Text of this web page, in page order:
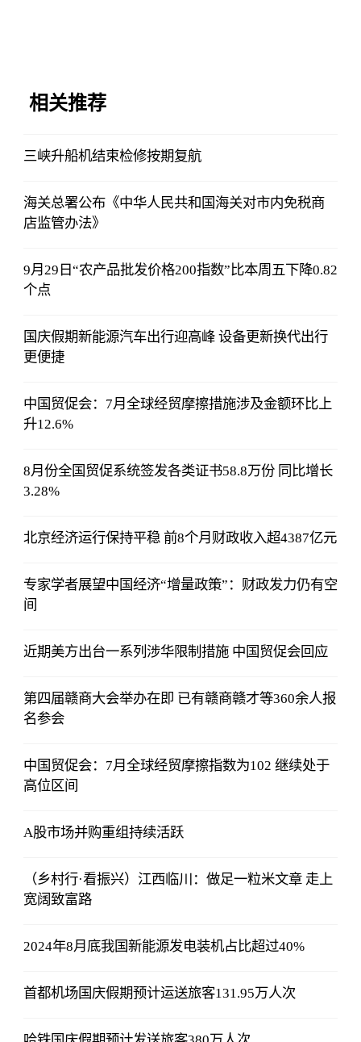
相关推荐
三峡升船机结束检修按期复航
海关总署公布《中华人民共和国海关对市内免税商
店监管办法》
9月29日“农产品批发价格200指数”比本周五下降0.82
个点
国庆假期新能源汽车出行迎高峰 设备更新换代出行
更便捷
中国贸促会：7月全球经贸摩擦措施涉及金额环比上
升12.6%
8月份全国贸促系统签发各类证书58.8万份 同比增长
3.28%
北京经济运行保持平稳 前8个月财政收入超4387亿元
专家学者展望中国经济“增量政策”：财政发力仍有空
间
近期美方出台一系列涉华限制措施 中国贸促会回应
第四届赣商大会举办在即 已有赣商赣才等360余人报
名参会
中国贸促会：7月全球经贸摩擦指数为102 继续处于
高位区间
A股市场并购重组持续活跃
（乡村行·看振兴）江西临川：做足一粒米文章 走上
宽阔致富路
2024年8月底我国新能源发电装机占比超过40%
首都机场国庆假期预计运送旅客131.95万人次